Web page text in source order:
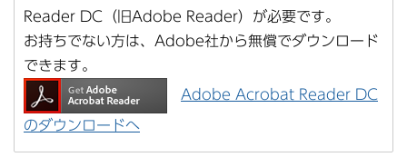
Reader DC（旧Adobe Reader）が必要です。
お持ちでない方は、Adobe社から無償でダウンロード
できます。
Adobe Acrobat Reader DC
のダウンロードへ